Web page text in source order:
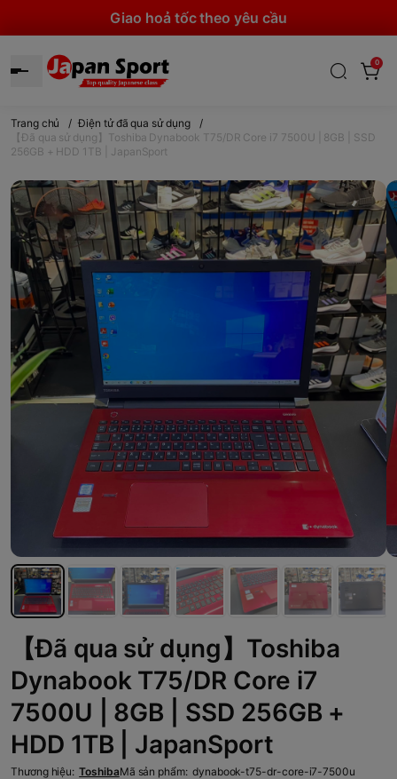
Giao hoả tốc theo yêu cầu
0
Trang chủ / Điện tử đã qua sử dụng
/
【Đã qua sử dụng】Toshiba Dynabook T75/DR Core i7 7500U | 8GB | SSD
256GB + HDD 1TB | JapanSport
【Đã qua sử dụng】Toshiba
Dynabook T75/DR Core i7
7500U | 8GB | SSD 256GB +
HDD 1TB | JapanSport
Thương hiệu: ToshibaMã sản phẩm: dynabook-t75-dr-core-i7-7500u